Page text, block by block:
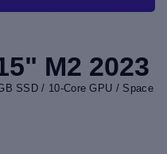
M2 2023
SSD / 10-Core GPU / Space